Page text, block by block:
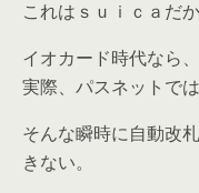
これはｓｕｉｃａだ
イオカード時代なら
実際、パスネットで
そんな瞬時に自動改
きない。